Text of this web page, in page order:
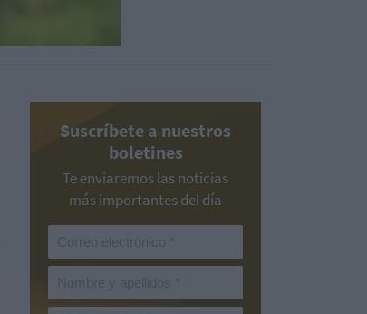
Suscríbete a nuestros
boletines
Te enviaremos las noticias
más importantes del día